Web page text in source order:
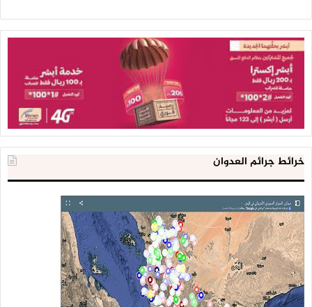
خرائط جرائم العدوان